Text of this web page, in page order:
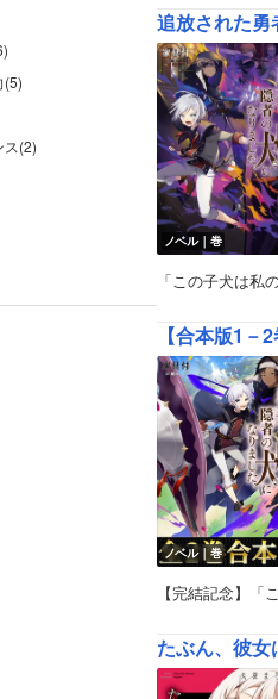
(5)
ス(2)
追放された勇
ノベル｜巻
「この子犬は
【合本版1－
ノベル｜巻
【完結記念】
たぶん、彼女